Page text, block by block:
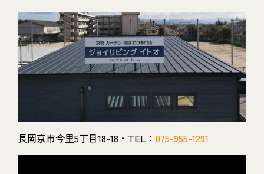
長岡京市今里5丁目18-18・TEL： 075-955-1291